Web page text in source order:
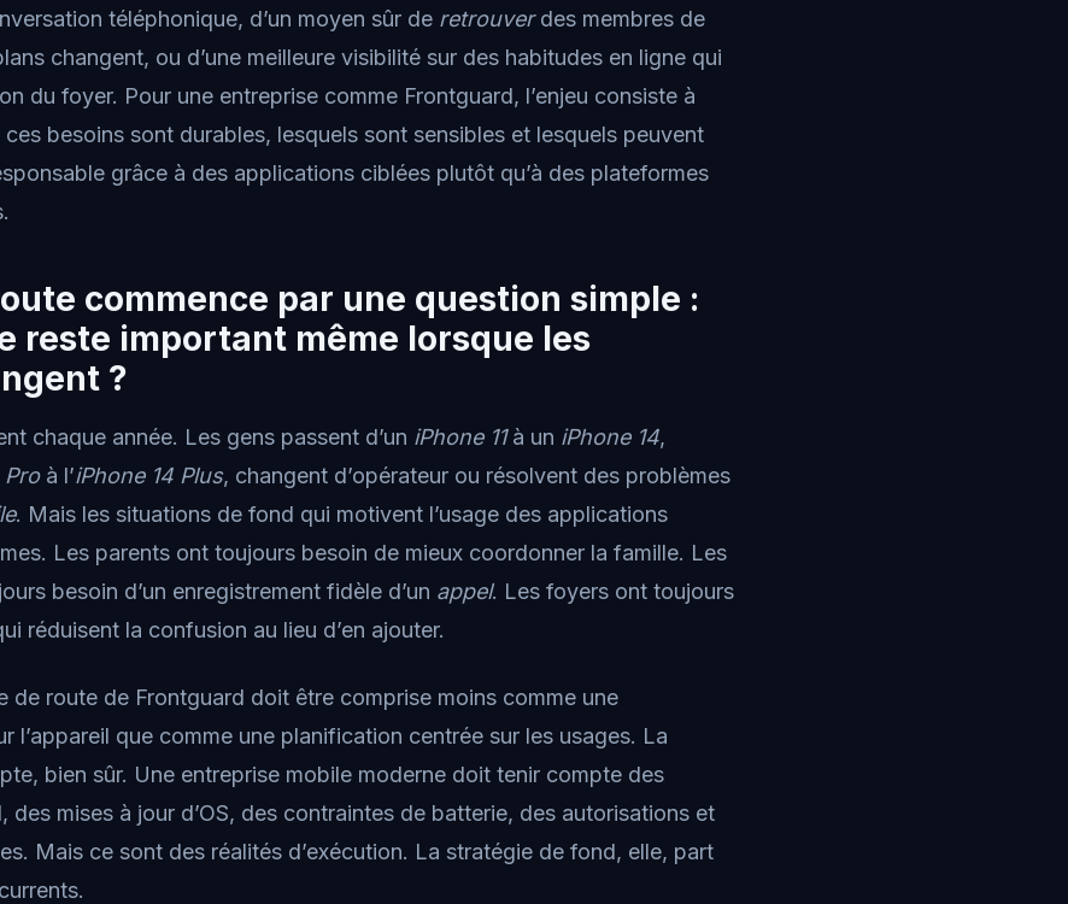
téléphonique, d’un moyen sûr de retrouverdes membres de
changent, ou d’une meilleure visibilité sur des habitudes en ligne qui
du foyer. Pour une entreprise comme Frontguard, l’enjeu consiste à
besoins sont durables, lesquels sont sensibles et lesquels peuvent
grâce à des applications ciblées plutôt qu’à des plateformes
commence par une question simple :
reste important même lorsque les
?
chaque année. Les gens passent d’un iPhone 11à un iPhone 14,
Proà l’iPhone 14 Plus, changent d’opérateur ou résolvent des problèmes
. Mais les situations de fond qui motivent l’usage des applications
Les parents ont toujours besoin de mieux coordonner la famille. Les
besoin d’un enregistrement fidèle d’un appel. Les foyers ont toujours
réduisent la confusion au lieu d’en ajouter.
de route de Frontguard doit être comprise moins comme une
l’appareil que comme une planification centrée sur les usages. La
bien sûr. Une entreprise mobile moderne doit tenir compte des
des mises à jour d’OS, des contraintes de batterie, des autorisations et
Mais ce sont des réalités d’exécution. La stratégie de fond, elle, part